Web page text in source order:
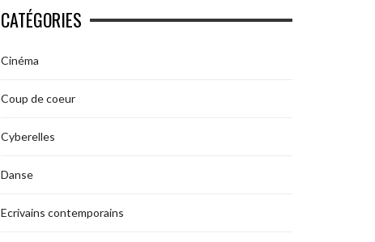
CATÉGORIES
Cinéma
Coup de coeur
Cyberelles
Danse
Ecrivains contemporains